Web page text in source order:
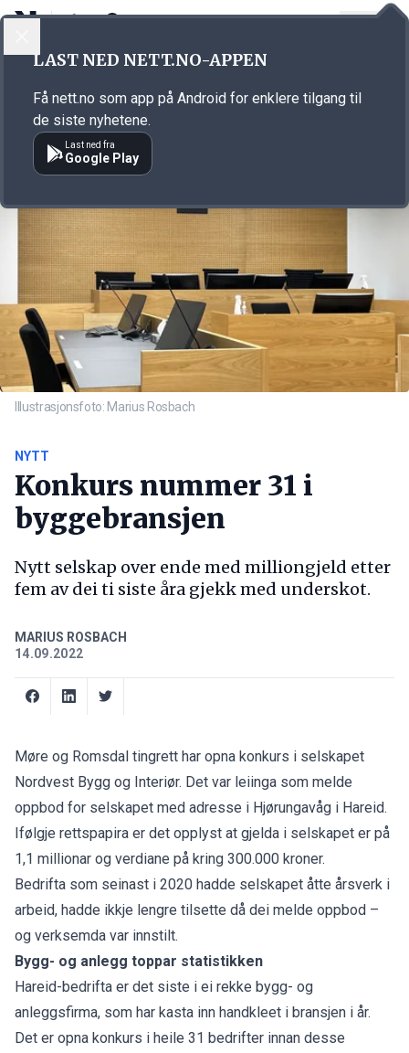
Annonsørinnhold
Illustrasjonsfoto: Marius Rosbach
NYTT
Konkurs nummer 31 i
byggebransjen
Nytt selskap over ende med milliongjeld etter
fem av dei ti siste åra gjekk med underskot.
MARIUS ROSBACH
14.09.2022
Møre og Romsdal tingrett har opna konkurs i selskapet
Nordvest Bygg og Interiør. Det var leiinga som melde
oppbod for selskapet med adresse i Hjørungavåg i Hareid.
Ifølgje rettspapira er det opplyst at gjelda i selskapet er på
1,1 millionar og verdiane på kring 300.000 kroner.
Bedrifta som seinast i 2020 hadde selskapet åtte årsverk i
arbeid, hadde ikkje lengre tilsette då dei melde oppbod –
og verksemda var innstilt.
Bygg- og anlegg toppar statistikken
Hareid-bedrifta er det siste i ei rekke bygg- og
anleggsfirma, som har kasta inn handkleet i bransjen i år.
Det er opna konkurs i heile 31 bedrifter innan desse
LAST NED NETT.NO-APPEN
Få nett.no som app på Android for enklere tilgang til
de siste nyhetene.
Last ned fra
Google Play